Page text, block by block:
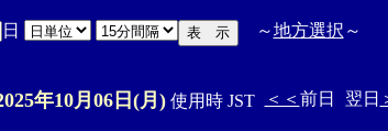
日 ～地方選択 ～
年10月06日(月)使用時 JST ＜＜ 前日 翌日